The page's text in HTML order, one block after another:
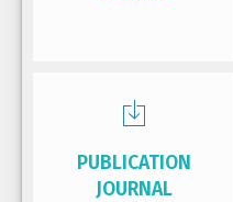
PUBLICATION
JOURNAL